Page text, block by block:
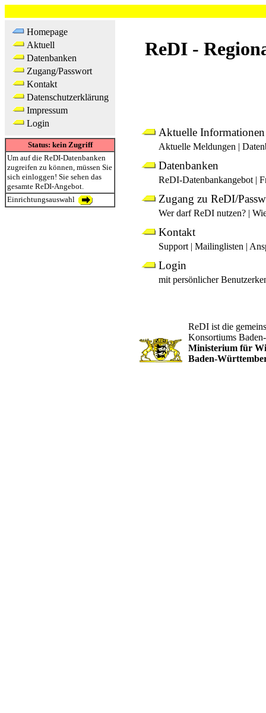
Homepage
Aktuell
Datenbanken
Zugang/Passwort
Kontakt
Datenschutzerklärung
Impressum
Login
Status: kein Zugriff
Um auf die ReDI-Datenbanken
zugreifen zu können, müssen Sie
sich einloggen! Sie sehen das
gesamte ReDI-Angebot.
Einrichtungsauswahl
ReDI -
Aktuelle Informationen
Aktuelle Meldungen |
Datenbanken
ReDI-Datenbankangebot |
Zugang zu ReDI/
Wer darf ReDI nutzen? |
Kontakt
Support | Mailinglisten |
Login
mit persönlicher
ReDI ist die
Konsortiums
Ministerium für
Baden-